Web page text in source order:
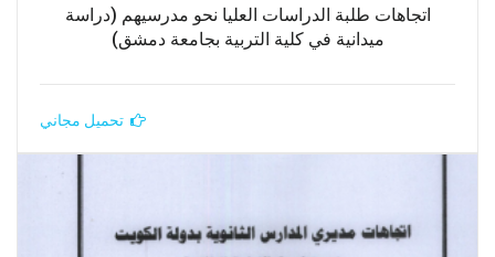
اتجاهات طلبة الدراسات العليا نحو مدرسيهم (دراسة
ميدانية في كلية التربية بجامعة دمشق)
تحميل مجاني